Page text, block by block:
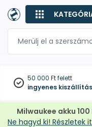
50 000 Ft felett
ingyenes
Milwaukee akku 100
Ne hagyd ki! Részletek